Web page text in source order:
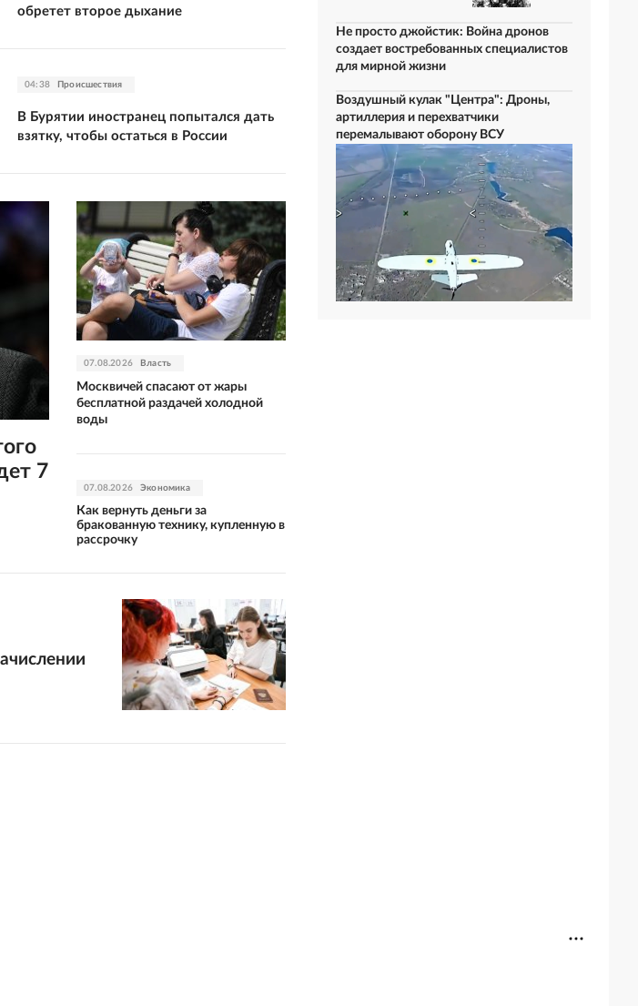
обретет второе дыхание
04:38 Происшествия
В Бурятии иностранец попытался дать
взятку, чтобы остаться в России
7
07.08.2026 Власть
Москвичей спасают от жары
бесплатной раздачей холодной
воды
07.08.2026 Экономика
Как вернуть деньги за
бракованную технику, купленную в
рассрочку
Не просто джойстик: Война дронов
создает востребованных специалистов
для мирной жизни
Воздушный кулак "Центра": Дроны,
артиллерия и перехватчики
перемалывают оборону ВСУ